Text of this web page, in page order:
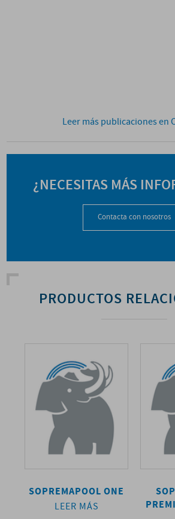
Leer más publicaciones en
¿NECESITAS MÁS
Contacta con nosotros
PRODUCTOS
SOPREMAPOOL ONE
LEER MÁS